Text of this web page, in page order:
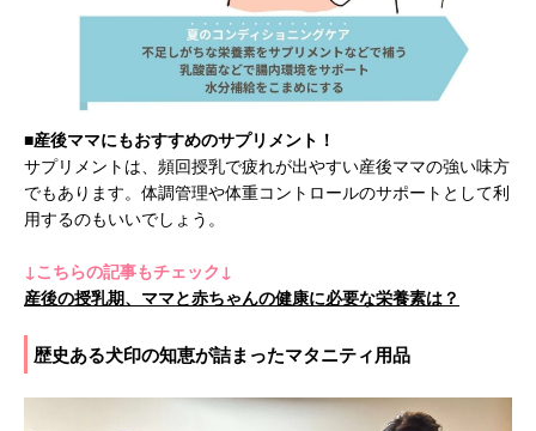
■産後ママにもおすすめのサプリメント！
サプリメントは、頻回授乳で疲れが出やすい産後ママの強い味方
でもあります。体調管理や体重コントロールのサポートとして利
用するのもいいでしょう。
↓こちらの記事もチェック↓
産後の授乳期、ママと赤ちゃんの健康に必要な栄養素は？
歴史ある犬印の知恵が詰まったマタニティ用品